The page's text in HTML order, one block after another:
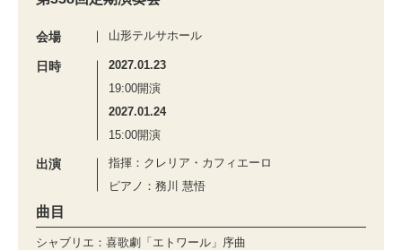
会場 山形テルサホール
日時
2027.01.23
19:00開演
2027.01.24
15:00開演
出演
指揮：クレリア・カフィエーロ
ピアノ：務川 慧悟
曲目
シャブリエ：喜歌劇「エトワール」序曲